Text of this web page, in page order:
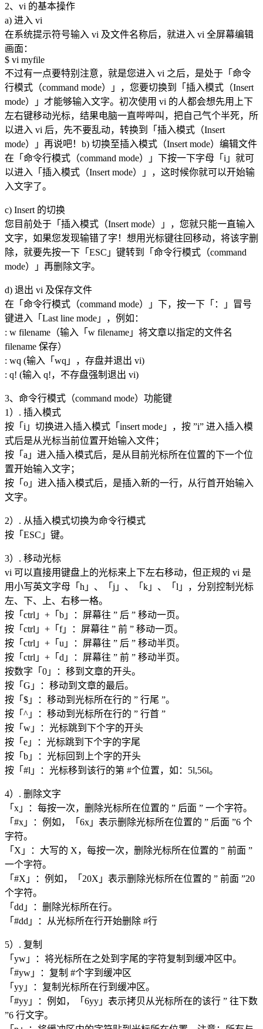
2、vi 的基本操作
a) 进入 vi
在系统提示符号输入 vi 及文件名称后，就进入 vi 全屏幕编辑
画面：
$ vi myfile
不过有一点要特别注意，就是您进入 vi 之后，是处于「命令
行模式（command mode）」，您要切换到「插入模式（Insert
mode）」才能够输入文字。初次使用 vi 的人都会想先用上下
左右键移动光标，结果电脑一直哔哔叫，把自己气个半死，所
以进入 vi 后，先不要乱动，转换到「插入模式（Insert
mode）」再说吧！b) 切换至插入模式（Insert mode）编辑文件
在「命令行模式（command mode）」下按一下字母「i」就可
以进入「插入模式（Insert mode）」，这时候你就可以开始输
入文字了。
c) Insert 的切换
您目前处于「插入模式（Insert mode）」，您就只能一直输入
文字，如果您发现输错了字！想用光标键往回移动，将该字删
除，就要先按一下「ESC」键转到「命令行模式（command
mode）」再删除文字。
d) 退出 vi 及保存文件
在「命令行模式（command mode）」下，按一下「：」冒号
键进入「Last line mode」，例如：
: w filename（输入「w filename」将文章以指定的文件名
filename 保存）
: wq (输入「wq」，存盘并退出 vi)
: q! (输入 q!，不存盘强制退出 vi)
3、命令行模式（command mode）功能键
1）. 插入模式
按「i」切换进入插入模式「insert mode」，按 ”i” 进入插入模
式后是从光标当前位置开始输入文件；
按「a」进入插入模式后，是从目前光标所在位置的下一个位
置开始输入文字；
按「o」进入插入模式后，是插入新的一行，从行首开始输入
文字。
2）. 从插入模式切换为命令行模式
按「ESC」键。
3）. 移动光标
vi 可以直接用键盘上的光标来上下左右移动，但正规的 vi 是
用小写英文字母「h」、「j」、「k」、「l」，分别控制光标
左、下、上、右移一格。
按「ctrl」+「b」：屏幕往 ” 后 ” 移动一页。
按「ctrl」+「f」：屏幕往 ” 前 ” 移动一页。
按「ctrl」+「u」：屏幕往 ” 后 ” 移动半页。
按「ctrl」+「d」：屏幕往 ” 前 ” 移动半页。
按数字「0」：移到文章的开头。
按「G」：移动到文章的最后。
按「$」：移动到光标所在行的 ” 行尾 ”。
按「^」：移动到光标所在行的 ” 行首 ”
按「w」：光标跳到下个字的开头
按「e」：光标跳到下个字的字尾
按「b」：光标回到上个字的开头
按「#l」：光标移到该行的第 #个位置，如：5l,56l。
4）. 删除文字
「x」：每按一次，删除光标所在位置的 ” 后面 ” 一个字符。
「#x」：例如，「6x」表示删除光标所在位置的 ” 后面 ”6 个
字符。
「X」：大写的 X，每按一次，删除光标所在位置的 ” 前面 ”
一个字符。
「#X」：例如，「20X」表示删除光标所在位置的 ” 前面 ”20
个字符。
「dd」：删除光标所在行。
「#dd」：从光标所在行开始删除 #行
5）. 复制
「yw」：将光标所在之处到字尾的字符复制到缓冲区中。
「#yw」：复制 #个字到缓冲区
「yy」：复制光标所在行到缓冲区。
「#yy」：例如，「6yy」表示拷贝从光标所在的该行 ” 往下数
”6 行文字。